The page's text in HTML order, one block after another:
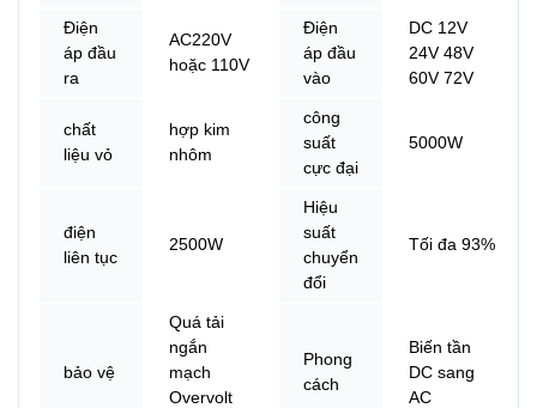
Điện
áp đầu
ra
AC220V
hoặc 110V
Điện
áp đầu
vào
DC 12V
24V 48V
60V 72V
chất
liệu vỏ
hợp kim
nhôm
công
suất
cực đại
5000W
điện
liên tục
2500W
Hiệu
suất
chuyển
đổi
Tối đa 93%
bảo vệ
Quá tải
ngắn
mạch
Overvolt
Phong
cách
Biến tần
DC sang
AC